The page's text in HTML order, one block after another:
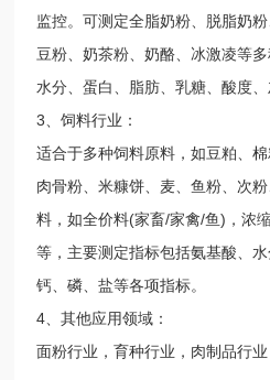
监控。可测定全脂奶粉、脱脂奶
豆粉、奶茶粉、奶酪、冰激凌等
水分、蛋白、脂肪、乳糖、酸度、
3、饲料行业：
适合于多种饲料原料，如豆粕、
肉骨粉、米糠饼、麦、鱼粉、次
料，如全价料(家畜/家禽/鱼)，浓
等，主要测定指标包括氨基酸、水
钙、磷、盐等各项指标。
4、其他应用领域：
面粉行业，育种行业，肉制品行